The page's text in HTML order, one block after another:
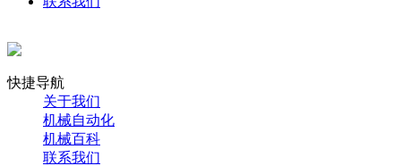
快捷导航
关于我们
机械自动化
机械百科
联系我们